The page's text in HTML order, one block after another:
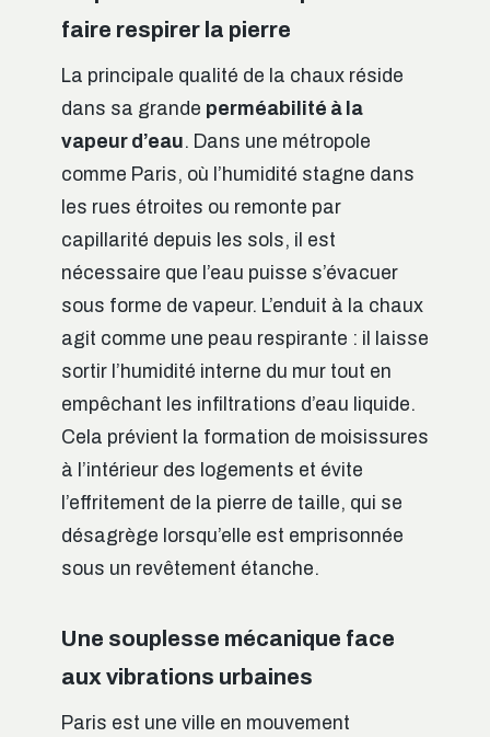
faire respirer la pierre
La principale qualité de la chaux réside
dans sa grande perméabilité à la
vapeur d’eau. Dans une métropole
comme Paris, où l’humidité stagne dans
les rues étroites ou remonte par
capillarité depuis les sols, il est
nécessaire que l’eau puisse s’évacuer
sous forme de vapeur. L’enduit à la chaux
agit comme une peau respirante : il laisse
sortir l’humidité interne du mur tout en
empêchant les infiltrations d’eau liquide.
Cela prévient la formation de moisissures
à l’intérieur des logements et évite
l’effritement de la pierre de taille, qui se
désagrège lorsqu’elle est emprisonnée
sous un revêtement étanche.
Une souplesse mécanique face
aux vibrations urbaines
Paris est une ville en mouvement